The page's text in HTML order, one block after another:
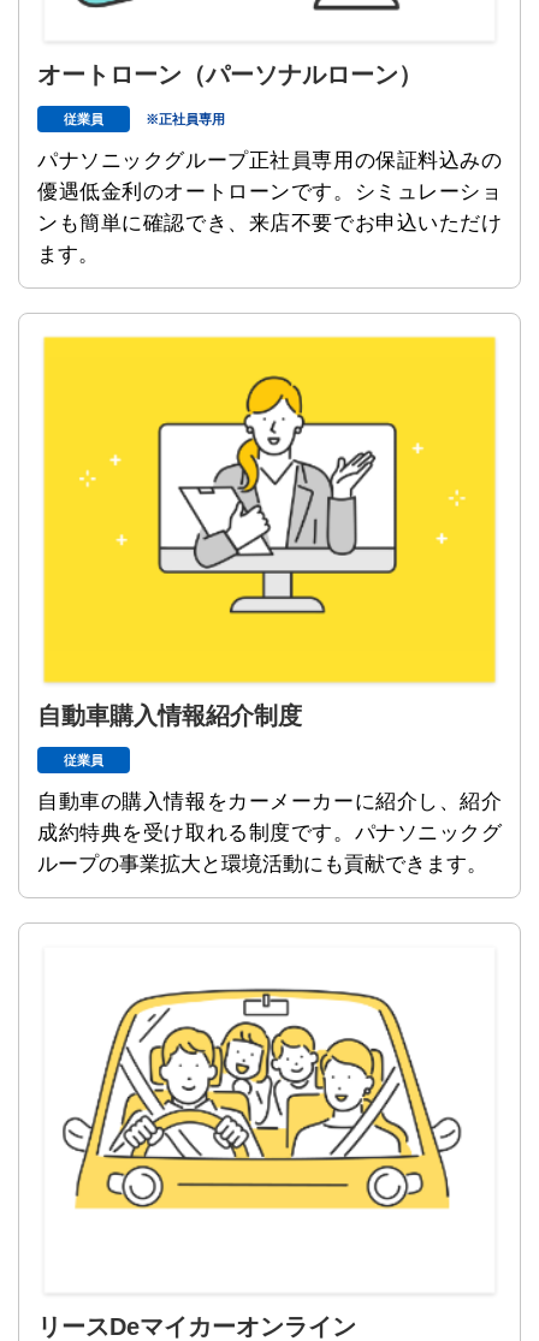
オートローン （パーソナルローン）
従業員 ※正社員専用
パナソニックグループ正社員専用の保証料込みの
優遇低金利のオートローンです。シミュレーショ
ンも簡単に確認でき、来店不要でお申込いただけ
ます。
自動車購入情報紹介制度
従業員
自動車の購入情報をカーメーカーに紹介し、紹介
成約特典を受け取れる制度です。パナソニックグ
ループの事業拡大と環境活動にも貢献できます。
リースDeマイカーオンライン